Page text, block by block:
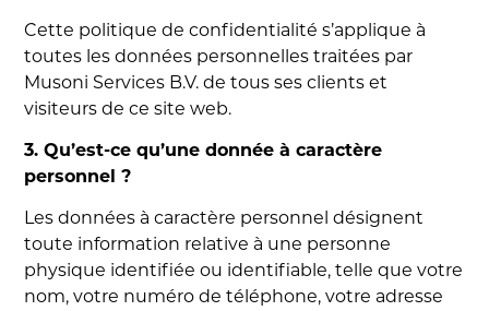
Cette politique de confidentialité s’applique à
toutes les données personnelles traitées par
Musoni Services B.V. de tous ses clients et
visiteurs de ce site web.
3. Qu’est-ce qu’une donnée à caractère
personnel ?
Les données à caractère personnel désignent
toute information relative à une personne
physique identifiée ou identifiable, telle que votre
nom, votre numéro de téléphone, votre adresse